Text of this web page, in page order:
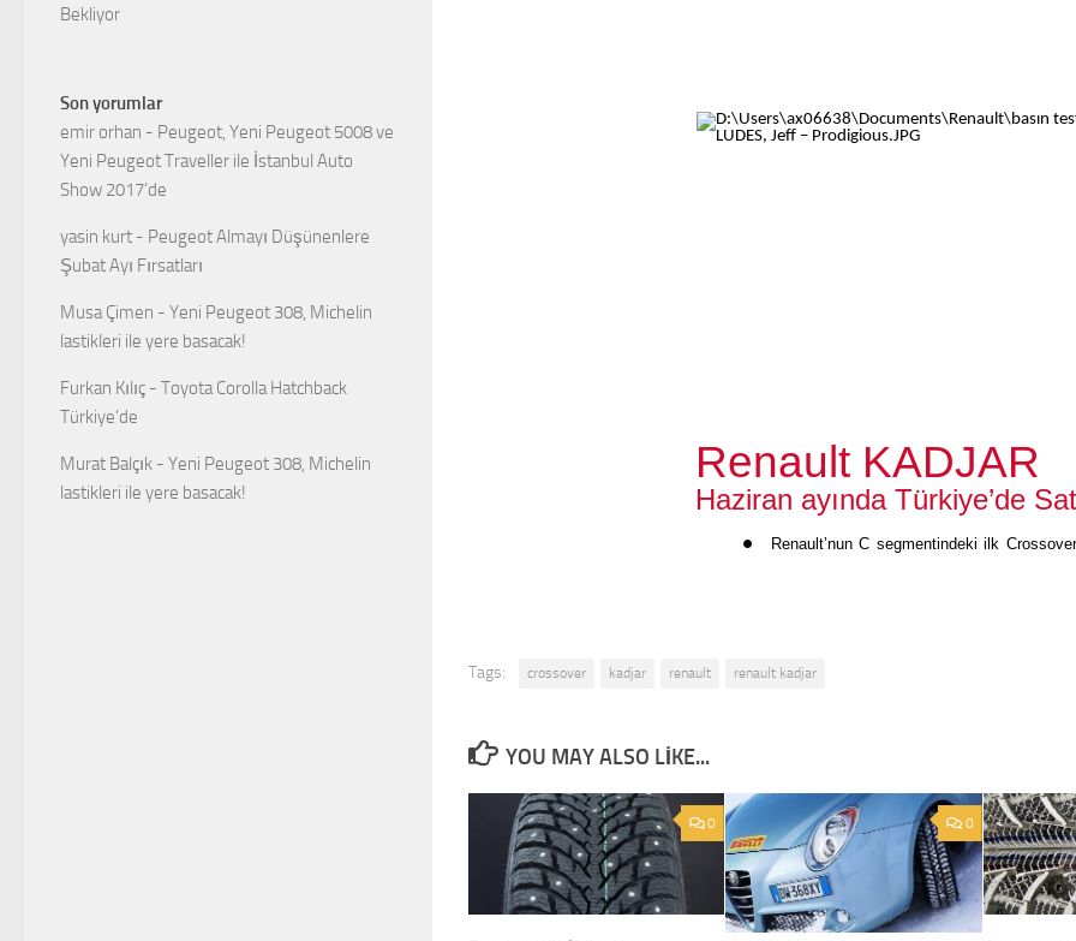
Tags: crossover kadjar renault renault kadjar
YOU MAY ALSO LIKE...
0 0
Bekliyor
Son yorumlar
emir orhan - Peugeot, Yeni Peugeot 5008 ve
Yeni Peugeot Traveller ile İstanbul Auto
Show 2017’de
yasin kurt - Peugeot Almayı Düşünenlere
Şubat Ayı Fırsatları
Musa Çimen - Yeni Peugeot 308, Michelin
lastikleri ile yere basacak!
Furkan Kılıç - Toyota Corolla Hatchback
Türkiye’de
Murat Balçık - Yeni Peugeot 308, Michelin
lastikleri ile yere basacak!